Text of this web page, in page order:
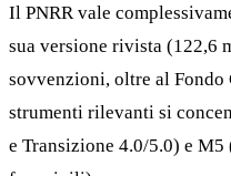
Il PNRR vale
sua versione rivista (122,6
sovvenzioni, oltre al Fondo
strumenti rilevanti si
e Transizione 4.0/5.0) e